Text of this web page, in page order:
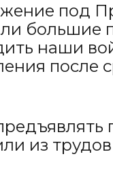
под
большие
наши
из